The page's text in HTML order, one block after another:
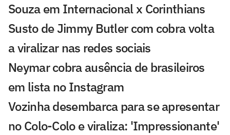
Souza em Internacional x Corinthians
Susto de Jimmy Butler com cobra volta
a viralizar nas redes sociais
Neymar cobra ausência de brasileiros
em lista no Instagram
Vozinha desembarca para se apresentar
no Colo-Colo e viraliza: 'Impressionante'